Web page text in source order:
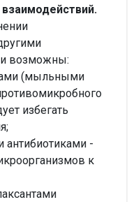
возможны:
(мыльными
избегать
-
к